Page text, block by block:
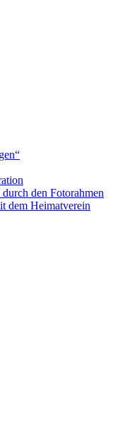
den Fotorahmen
dem Heimatverein